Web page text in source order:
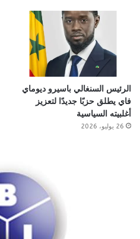
الرئيس السنغالي باسيرو ديوماي
فاي يطلق حزبًا جديدًا لتعزيز
أغلبيته السياسية
26 يوليو، 2026